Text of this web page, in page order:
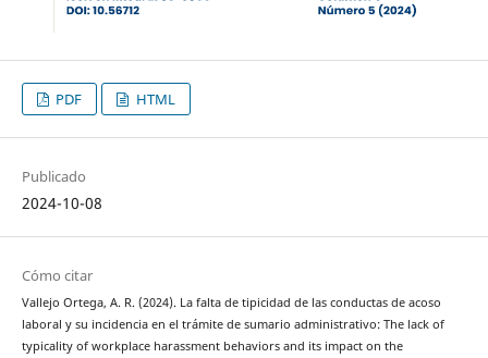
PDF HTML
Publicado
2024-10-08
Cómo citar
Vallejo Ortega, A. R. (2024). La falta de tipicidad de las conductas de acoso
laboral y su incidencia en el trámite de sumario administrativo: The lack of
typicality of workplace harassment behaviors and its impact on the